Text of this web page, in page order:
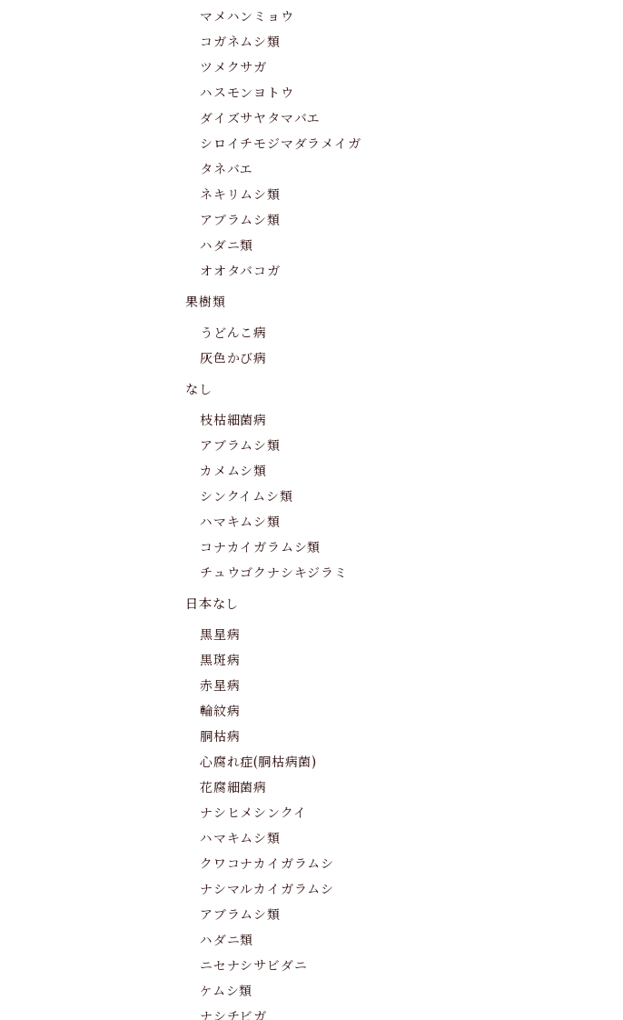
マメハンミョウ
コガネムシ類
ツメクサガ
ハスモンヨトウ
ダイズサヤタマバエ
シロイチモジマダラメイガ
タネバエ
ネキリムシ類
アブラムシ類
ハダニ類
オオタバコガ
果樹類
うどんこ病
灰色かび病
なし
枝枯細菌病
アブラムシ類
カメムシ類
シンクイムシ類
ハマキムシ類
コナカイガラムシ類
チュウゴクナシキジラミ
日本なし
黒星病
黒斑病
赤星病
輪紋病
胴枯病
心腐れ症(胴枯病菌)
花腐細菌病
ナシヒメシンクイ
ハマキムシ類
クワコナカイガラムシ
ナシマルカイガラムシ
アブラムシ類
ハダニ類
ニセナシサビダニ
ケムシ類
ナシチビガ